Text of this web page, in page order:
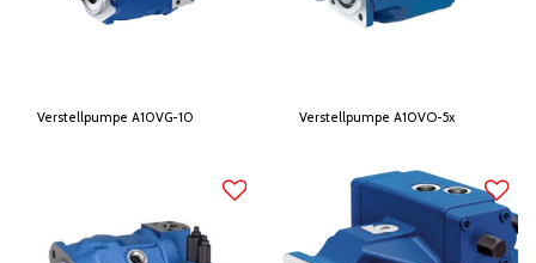
Verstellpumpe A10VG-10 Verstellpumpe A10VO-5x